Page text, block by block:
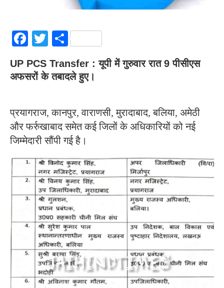
Facebook
Twitter
Share
UP PCS Transfer : यूपी में गुरुवार रात 9 पीसीएस
अफसरों के तबादले हुए।
प्रयागराज, कानपुर, वाराणसी, मुरादाबाद, बलिया, अमेठी
और फर्रुखाबाद समेत कई जिलों के अधिकारियों को नई
जिम्मेदारी सौंपी गई है।